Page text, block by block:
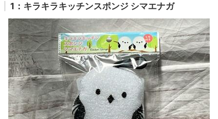
1：キラキラキッチンスポンジ シマエナガ